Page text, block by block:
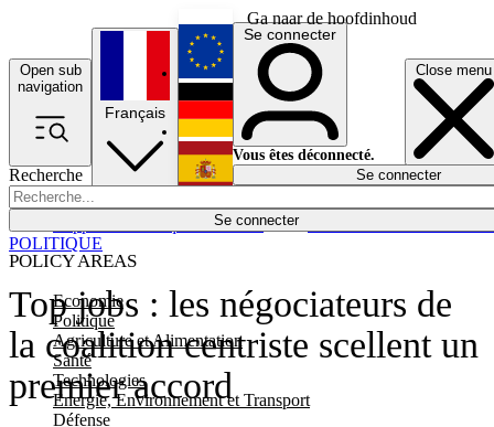
Ga naar de hoofdinhoud
Open sub
navigation
Close menu
Recherche
Se connecter
POLICY AREAS
Economie
Politique
Agriculture et Alimentation
Santé
Technologies
Energie, Environnement et Transport
Défense
Économie
Français
English
Deutsch
Español
Se connecter
Vous êtes déconnecté.
Se connecter
Top jobs : les négociateurs de
la coalition centriste scellent un
premier accord
POLITIQUE